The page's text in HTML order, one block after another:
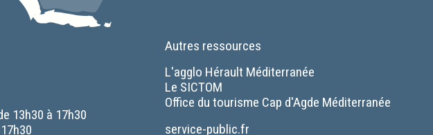
13h30 à 17h30
Autres ressources
L'agglo Hérault Méditerranée
Le SICTOM
Office du tourisme Cap d'Agde Méditerranée
Séparateur
service-public.fr